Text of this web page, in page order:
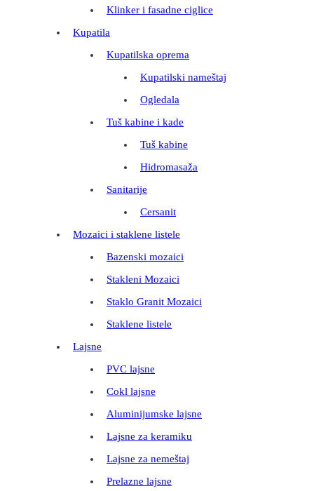
Klinker i fasadne ciglice
Kupatila
Kupatilska oprema
Kupatilski nameštaj
Ogledala
Tuš kabine i kade
Tuš kabine
Hidromasaža
Sanitarije
Cersanit
Mozaici i staklene listele
Bazenski mozaici
Stakleni Mozaici
Staklo Granit Mozaici
Staklene listele
Lajsne
PVC lajsne
Cokl lajsne
Aluminijumske lajsne
Lajsne za keramiku
Lajsne za nemeštaj
Prelazne lajsne